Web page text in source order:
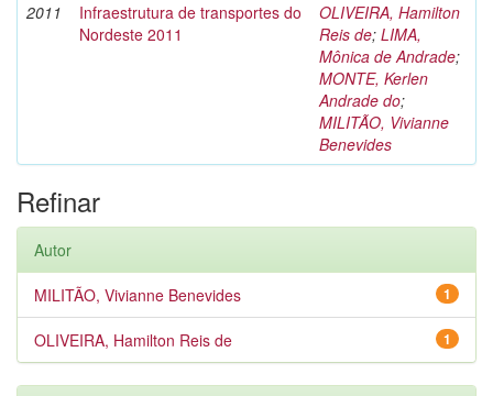
2011
Infraestrutura de transportes do
Nordeste 2011
OLIVEIRA, Hamilton
Reis de; LIMA,
Mônica de Andrade;
MONTE, Kerlen
Andrade do;
MILITÃO, Vivianne
Benevides
Refinar
Autor
1
MILITÃO, Vivianne Benevides
1
OLIVEIRA, Hamilton Reis de